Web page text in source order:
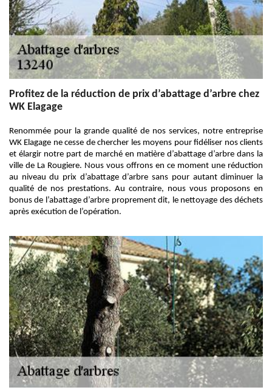
Profitez de la réduction de prix d’abattage d’arbre chez
WK Elagage
Renommée pour la grande qualité de nos services, notre entreprise
WK Elagage ne cesse de chercher les moyens pour fidéliser nos clients
et élargir notre part de marché en matière d’abattage d’arbre dans la
ville de La Rougiere. Nous vous offrons en ce moment une réduction
au niveau du prix d’abattage d’arbre sans pour autant diminuer la
qualité de nos prestations. Au contraire, nous vous proposons en
bonus de l’abattage d’arbre proprement dit, le nettoyage des déchets
après exécution de l’opération.